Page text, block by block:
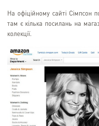
На офіційному сайті Сімпсон
там є кілька посилань на
колекції.